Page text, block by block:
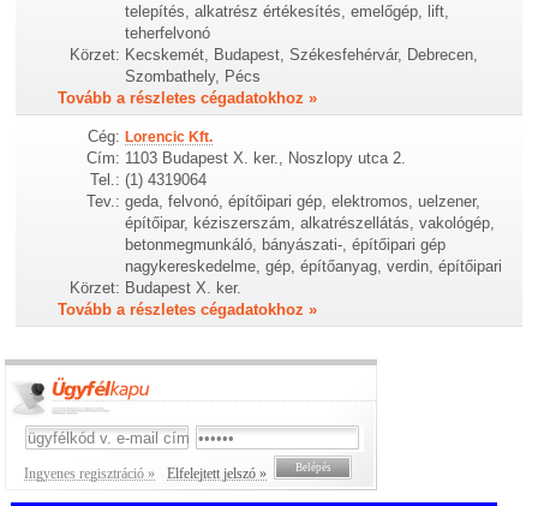
telepítés, alkatrész értékesítés, emelőgép, lift,
teherfelvonó
Körzet: Kecskemét, Budapest, Székesfehérvár, Debrecen,
Szombathely, Pécs
Tovább a részletes cégadatokhoz »
Cég: Lorencic Kft.
Cím: 1103 Budapest X. ker., Noszlopy utca 2.
Tel.: (1) 4319064
Tev.: geda, felvonó, építőipari gép, elektromos, uelzener,
építőipar, kéziszerszám, alkatrészellátás, vakológép,
betonmegmunkáló, bányászati-, építőipari gép
nagykereskedelme, gép, építőanyag, verdin, építőipari
Körzet: Budapest X. ker.
Tovább a részletes cégadatokhoz »
Ingyenes regisztráció » Elfelejtett jelszó »